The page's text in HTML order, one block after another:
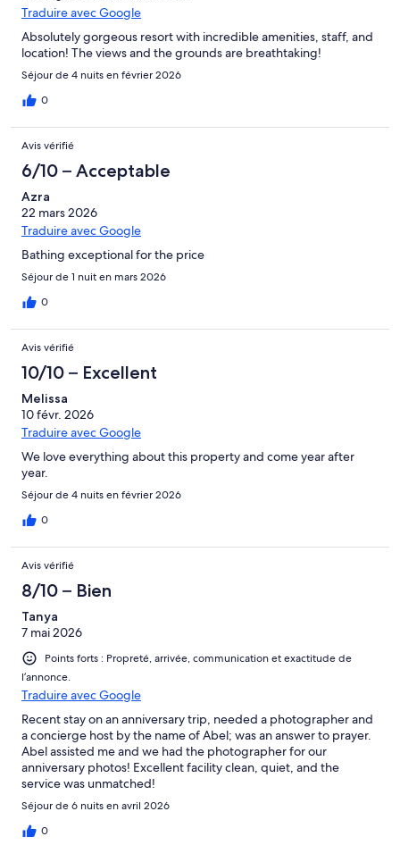
Traduire avec Google
Absolutely gorgeous resort with incredible amenities, staff, and
location! The views and the grounds are breathtaking!
Séjour de 4 nuits en février 2026
0
Avis vérifié
6/10 – Acceptable
Azra
22 mars 2026
Traduire avec Google
Bathing exceptional for the price
Séjour de 1 nuit en mars 2026
0
Avis vérifié
10/10 – Excellent
Melissa
10 févr. 2026
Traduire avec Google
We love everything about this property and come year after
year.
Séjour de 4 nuits en février 2026
0
Avis vérifié
8/10 – Bien
Tanya
7 mai 2026
Points forts : Propreté, arrivée, communication et exactitude de
l’annonce.
Traduire avec Google
Recent stay on an anniversary trip, needed a photographer and
a concierge host by the name of Abel; was an answer to prayer.
Abel assisted me and we had the photographer for our
anniversary photos! Excellent facility clean, quiet, and the
service was unmatched!
Séjour de 6 nuits en avril 2026
0